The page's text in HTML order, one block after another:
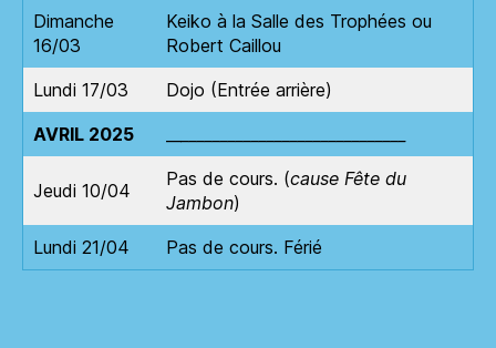
Dimanche
16/03
Keiko à la Salle des Trophées ou
Robert Caillou
Lundi 17/03
Dojo (Entrée arrière)
AVRIL 2025
Jeudi 10/04
Pas de cours. (cause Fête du
Jambon)
Lundi 21/04
Pas de cours. Férié